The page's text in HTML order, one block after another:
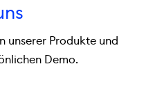
unserer Produkte und
Demo.